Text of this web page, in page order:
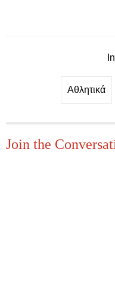
Αθλητικά
Join the